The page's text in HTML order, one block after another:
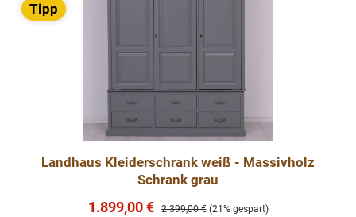
Tipp
Landhaus Kleiderschrank weiß - Massivholz
Schrank grau
Verkaufspreis:
1.899,00 € Regulärer Preis:
2.399,00 € (21% gespart)